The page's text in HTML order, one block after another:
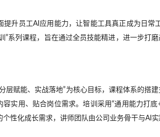
提升员工AI应用能力，让智能工具真正成为 日常
”系列课程，
旨在通过全员技能精进，进一步打
层赋能、实战落地”为核心目标，课程体系的搭
容实用、贴合岗位需求。培训采用“通用能力打
性化成长需求，讲师团队由公司业务骨干与AI